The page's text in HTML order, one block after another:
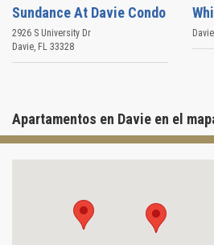
Sundance At Davie Condo
2926 S University Dr
Davie, FL 33328
Davie
Apartamentos en Davie en el